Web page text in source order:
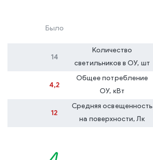
Было
14
Количество
светильников в ОУ, шт
4,2
Общее потребление
ОУ, кВт
12
Средняя освещенность
на поверхности, Лк